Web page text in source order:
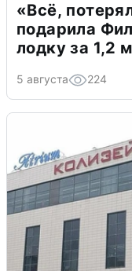
«Всё,
подарила
лодку за 1,2
5 августа 224